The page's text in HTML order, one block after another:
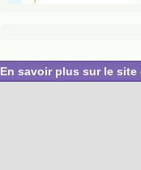
En savoir plus sur le